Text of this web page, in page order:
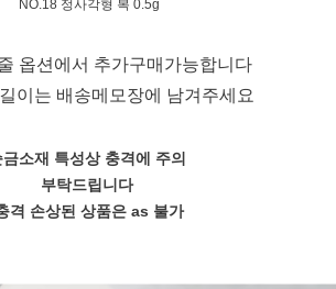
NO.18 정사각형 복 0.5g
옵션에서 추가구매가능합니다
이는 배송메모장에 남겨주세요
금소재 특성상 충격에 주의
부탁드립니다
격 손상된 상품은 as 불가